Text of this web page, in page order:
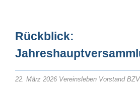
Rückblick:
22. März 2026 Vereinsleben Vorstand